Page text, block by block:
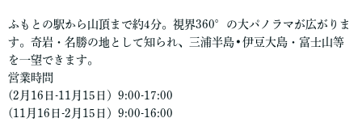
ふもとの駅から山頂まで約4分。視界360°の大パノラマが広がりま
す。奇岩・名勝の地として知られ、三浦半島•伊豆大島・富士山等
を一望できます。
営業時問
(2月16日-11月15日）9:00-17:00
(11月16日-2月15日）9:00-16:00